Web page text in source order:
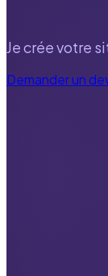
Je crée votre
Demander un